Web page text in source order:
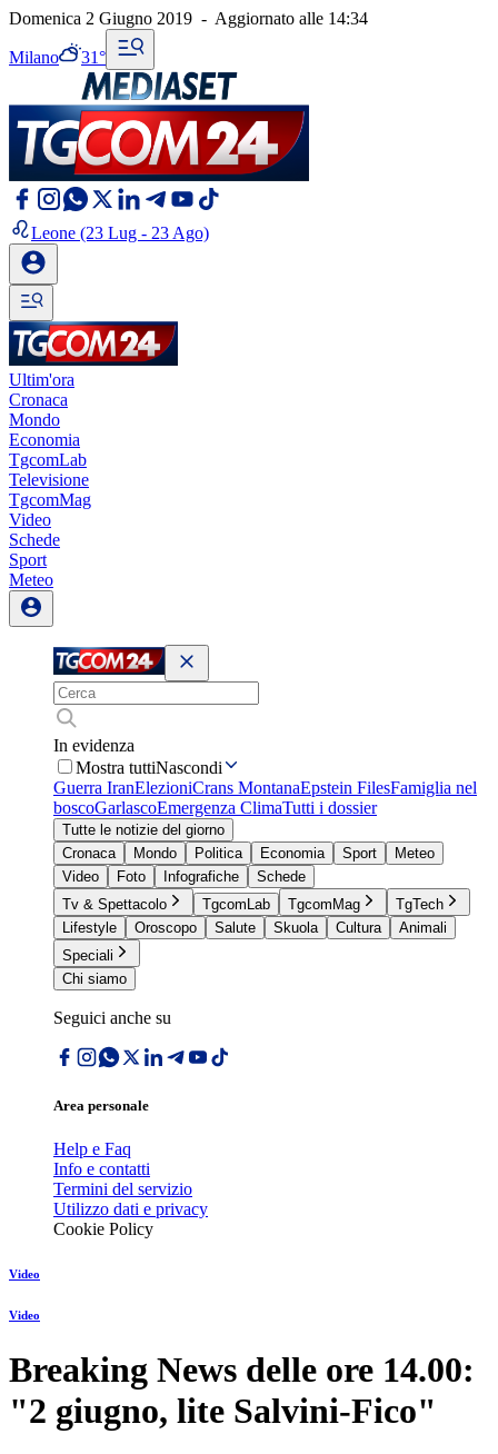
Domenica 2 Giugno 2019 - Aggiornato alle 14:34
Milano 31°
Leone (23 Lug - 23 Ago)
Ultim'ora
Cronaca
Mondo
Economia
TgcomLab
Televisione
TgcomMag
Video
Schede
Sport
Meteo
In evidenza
Mostra tuttiNascondi
Guerra IranElezioniCrans MontanaEpstein FilesFamiglia nel
boscoGarlascoEmergenza ClimaTutti i dossier
Tutte le notizie del giorno
Cronaca
Mondo Politica Economia Sport
Meteo
Video
Foto Infografiche
Schede
Tv & Spettacolo
TgcomLab TgcomMag
TgTech
Lifestyle
Oroscopo Salute Skuola Cultura
Animali
Speciali
Chi siamo
Seguici anche su
Area personale
Help e Faq
Info e contatti
Termini del servizio
Utilizzo dati e privacy
Cookie Policy
Video
Video
Breaking News delle ore 14.00:
"2 giugno, lite Salvini-Fico"